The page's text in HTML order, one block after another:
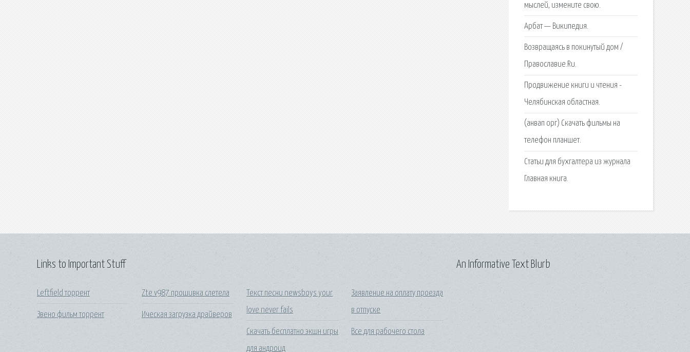
мыслей, измените свою.
Арбат — Википедия.
Возвращаясь в покинутый дом /
Православие.Ru.
Продвижение книги и чтения -
Челябинская областная.
(анвап орг) Скачать фильмы на
телефон планшет.
Статьи для бухгалтера из журнала
Главная книга.
Links to Important Stuff
Leftfield торрент
Звено фильм торрент
Zte v987 прошивка слетела
Ическая загрузка драйверов
Текст песни newsboys your
love never fails
Скачать бесплатно экшн игры
для андроид
Заявление на оплату проезда
в отпуске
Все для рабочего стола
An Informative Text Blurb